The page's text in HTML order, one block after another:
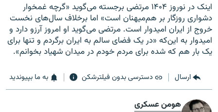
اینک در نوروز ۱۴۰۴ مرتضی برجسته می‌گوید «گرچه غمخوار
دشواری روزگار بر هم‌میهنان است» اما برخلاف سال‌های نخست
خروج از ایران امیدوار است. مرتضی می‌گوید او امروز آرزو دارد و
امیدوار به این‌که «در یک فضای سالم به ایران برگردم و تنها برای
یک بار هم که شده برای مردم خودم در میدان شهیاد بخوانم».
ارسال دسترسی بدون فیلترشکن به ما بپیوندید
هومن عسکری